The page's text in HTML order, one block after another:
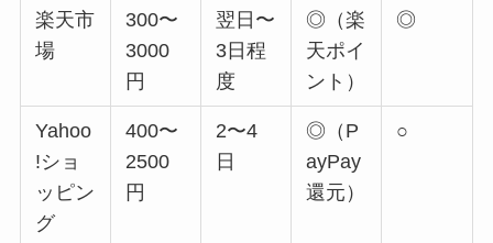
楽天市
場
300〜
3000
円
翌日〜
3日程
度
◎（楽
天ポイ
ント）
◎
Yahoo
!ショ
ッピン
グ
400〜
2500
円
2〜4
日
◎（P
ayPay
還元）
○